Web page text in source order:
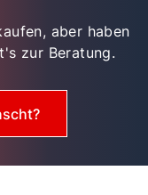
aber haben
zur Beratung.